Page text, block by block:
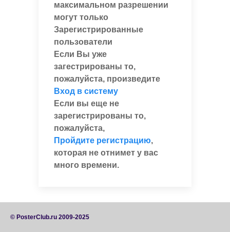
максимальном разрешении
могут только
Зарегистрированные
пользователи
Если Вы уже
загестрированы то,
пожалуйста, произведите
Вход в систему
Если вы еще не
зарегистрированы то,
пожалуйста,
Пройдите регистрацию,
которая не отнимет у вас
много времени.
© PosterClub.ru 2009-2025